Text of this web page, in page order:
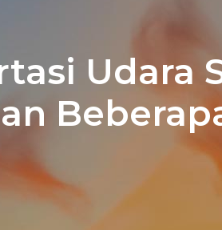
Udara